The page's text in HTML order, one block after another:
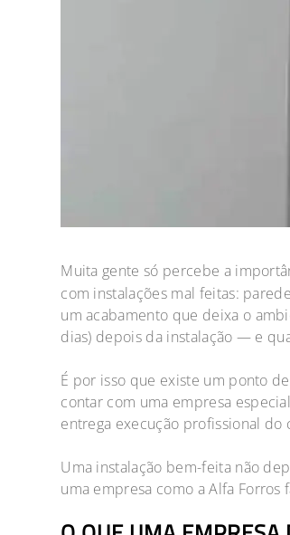
Muita gente só percebe a
com instalações mal feitas:
um acabamento que deixa o
dias) depois da instalação — e
É por isso que existe um ponto
contar com uma empresa
entrega execução profissional do
Uma instalação bem-feita não
uma empresa como a Alfa Forros